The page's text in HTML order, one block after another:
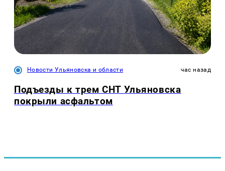
Новости Ульяновска и области час назад
Подъезды к трем СНТ Ульяновска
покрыли асфальтом